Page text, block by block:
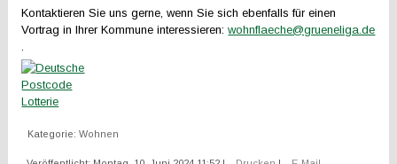
Kontaktieren Sie uns gerne, wenn Sie sich ebenfalls für einen
Vortrag in Ihrer Kommune interessieren:wohnflaeche@grueneliga.de
.
Kategorie:Wohnen